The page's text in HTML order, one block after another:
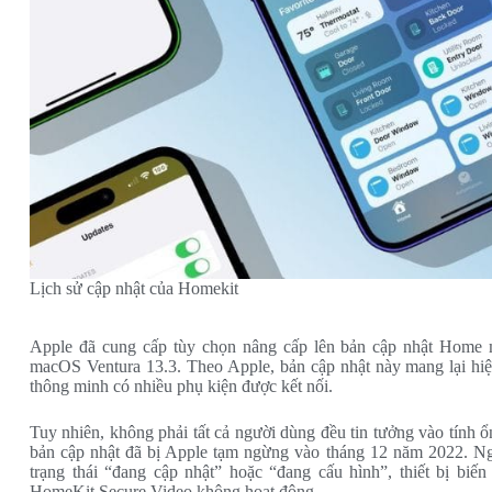
Lịch sử cập nhật của Homekit
Apple đã cung cấp tùy chọn nâng cấp lên bản cập nhật
macOS Ventura 13.3. Theo Apple, bản cập nhật này mang lại
thông minh có nhiều phụ kiện được kết nối.
Tuy nhiên, không phải tất cả người dùng đều tin tưởng vào tính
bản cập nhật đã bị Apple tạm ngừng vào tháng 12 năm 2022.
trạng thái “đang cập nhật” hoặc “đang cấu hình”, thiết bị